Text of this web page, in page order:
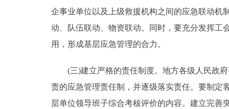
企事业单位以及上级救援机构之间的应急联动机
动、队伍联动、物资联动。同时，要充分发挥工
用，形成基层应急管理的合力。
(三)建立严格的责任制度。地方各级人民政府
责的应急管理责任制，并逐级落实责任。要制定
层单位领导班子综合考核评价的内容。建立完